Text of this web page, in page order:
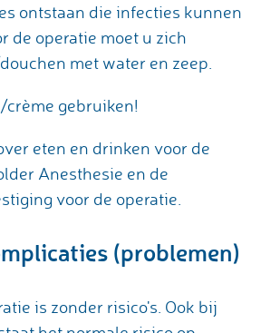
ontstaan die infecties kunnen
de operatie moet u zich
met water en zeep.
crème gebruiken!
eten en drinken voor de
Anesthesie en de
voor de operatie.
(problemen)
is zonder risico's. Ook bij